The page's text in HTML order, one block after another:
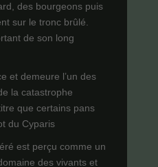
des bourgeons puis
sur le tronc brûlé.
de son long
et demeure l’un des
la catastrophe
que certains pans
du Cyparis
est perçu comme un
des vivants et